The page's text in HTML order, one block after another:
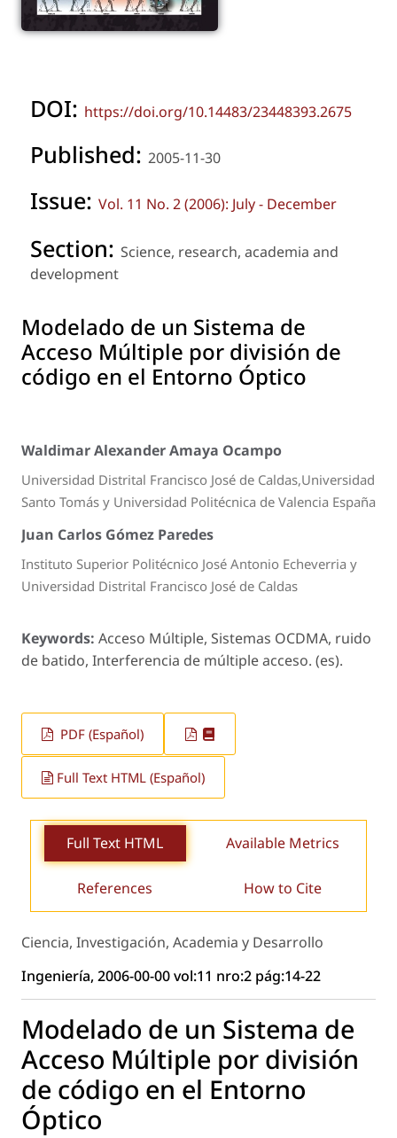
DOI: https://doi.org/10.14483/23448393.2675
Published: 2005-11-30
Issue: Vol. 11 No. 2 (2006): July - December
Section: Science, research, academia and
development
Modelado de un Sistema de
Acceso Múltiple por división de
código en el Entorno Óptico
Waldimar Alexander Amaya Ocampo
Universidad Distrital Francisco José de Caldas,Universidad
Santo Tomás y Universidad Politécnica de Valencia España
Juan Carlos Gómez Paredes
Instituto Superior Politécnico José Antonio Echeverria y
Universidad Distrital Francisco José de Caldas
Keywords: Acceso Múltiple, Sistemas OCDMA, ruido
de batido, Interferencia de múltiple acceso. (es).
PDF (Español)
Full Text HTML (Español)
Full Text HTML Available Metrics
References How to Cite
Ciencia, Investigación, Academia y Desarrollo
Ingeniería, 2006-00-00 vol:11 nro:2 pág:14-22
Modelado de un Sistema de
Acceso Múltiple por división
de código en el Entorno
Óptico